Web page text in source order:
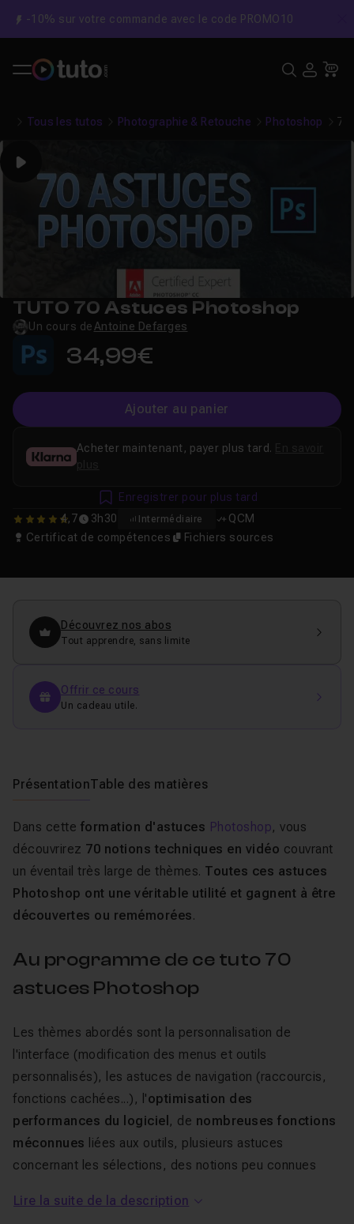
-10% sur votre commande avec le code PROMO10
Tous les tutos Photographie & Retouche Photoshop 70
Play
TUTO 70 Astuces Photoshop
Un cours de Antoine Defarges
34,99€
Ajouter au panier
4.6904761904762
4,7 3h30 Intermédiaire
QCM
Certificat de compétences
Fichiers sources
Acheter maintenant, payer plus tard.
plus
Enregistrer pour plus tard
Découvrez nos abos
Tout apprendre, sans limite
Offrir ce cours
Un cadeau utile.
PrésentationTable des matières
Dans cette formation d'astuces Photoshop, vous
découvrirez 70 notions techniques en vidéo couvrant
un éventail très large de thèmes. Toutes ces astuces
Photoshop ont une véritable utilité et gagnent à être
découvertes ou remémorées.
Au programme de ce tuto 70
astuces Photoshop
Les thèmes abordés sont la personnalisation de
l'interface (modification des menus et outils
personnalisés), les astuces de navigation (raccourcis,
fonctions cachées...), l'optimisation des
performances du logiciel , de nombreuses fonctions
méconnues liées aux outils, plusieurs astuces
concernant les sélections, des notions peu connues
outils statistiques permettant d'analyser divers aspects
Lire la suite de la description